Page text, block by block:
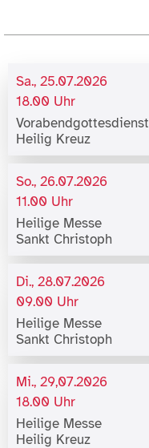
Sa., 25.07.2026
18.00 Uhr
Vorabendgottesdienst
Heilig Kreuz
So., 26.07.2026
11.00 Uhr
Heilige Messe
Sankt Christoph
Di., 28.07.2026
09.00 Uhr
Heilige Messe
Sankt Christoph
Mi., 29,07.2026
18.00 Uhr
Heilige Messe
Heilig Kreuz